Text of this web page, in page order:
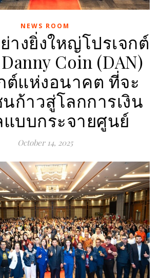
NEWS ROOM
างยิ่งใหญ่โปรเจกต์
Coin (DAN)
ต์แห่งอนาคต ที่จะ
ก้าวสู่โลกการเงิน
บบกระจายศูนย์
October 14, 2025